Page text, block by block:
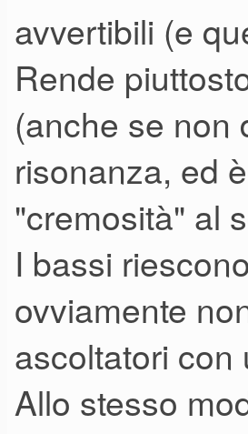
avvertibili (e
Rende
(anche se non
risonanza, ed
"cremosità" al
I bassi
ovviamente
ascoltatori con
Allo stesso